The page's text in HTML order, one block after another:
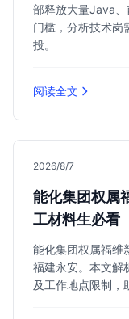
部释放大量Java
门槛，分析技术岗
投。
阅读全文
2026/8/7
能化集团权属
工材料生必看
能化集团权属福维
福建永安。本文解
及工作地点限制，